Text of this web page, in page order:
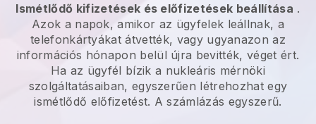
Ismétlődő kifizetések és előfizetések beállítása .
Azok a napok, amikor az ügyfelek leállnak, a
telefonkártyákat átvették, vagy ugyanazon az
információs hónapon belül újra bevitték, véget ért.
Ha az ügyfél bízik a nukleáris mérnöki
szolgáltatásaiban, egyszerűen létrehozhat egy
ismétlődő előfizetést. A számlázás egyszerű.